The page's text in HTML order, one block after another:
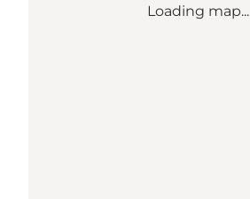
Loading map...